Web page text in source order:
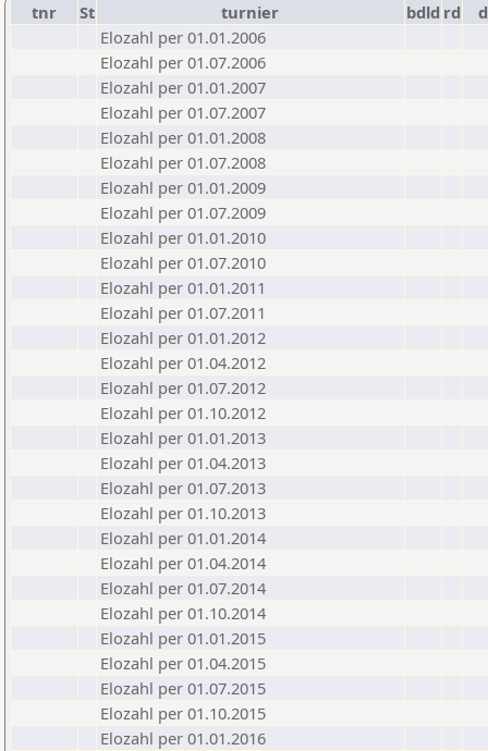
tnr St turnier bdld rd
Elozahl per 01.01.2006
Elozahl per 01.07.2006
Elozahl per 01.01.2007
Elozahl per 01.07.2007
Elozahl per 01.01.2008
Elozahl per 01.07.2008
Elozahl per 01.01.2009
Elozahl per 01.07.2009
Elozahl per 01.01.2010
Elozahl per 01.07.2010
Elozahl per 01.01.2011
Elozahl per 01.07.2011
Elozahl per 01.01.2012
Elozahl per 01.04.2012
Elozahl per 01.07.2012
Elozahl per 01.10.2012
Elozahl per 01.01.2013
Elozahl per 01.04.2013
Elozahl per 01.07.2013
Elozahl per 01.10.2013
Elozahl per 01.01.2014
Elozahl per 01.04.2014
Elozahl per 01.07.2014
Elozahl per 01.10.2014
Elozahl per 01.01.2015
Elozahl per 01.04.2015
Elozahl per 01.07.2015
Elozahl per 01.10.2015
Elozahl per 01.01.2016